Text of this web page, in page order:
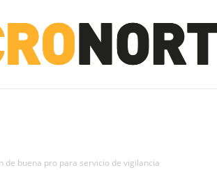
de buena pro para servicio de vigilancia